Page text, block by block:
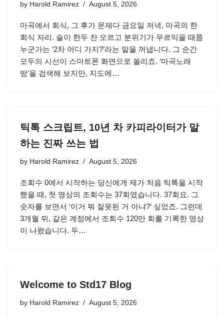
by Harold Ramirez August 5, 2026
마곡에서 회식, 그 후가 문제다 금요일 저녁, 마곡의 한
회식 자리. 술이 한두 잔 오르고 분위기가 무르익을 때쯤
누군가는 ‘2차 어디 가지?’라는 말을 꺼냅니다. 그 순간
모두의 시선이 스마트폰 화면으로 쏠리죠. ‘마곡노래
방’을 검색해 보지만, 지도에…
틱톡 스크립트, 10년 차 카피라이터가 말
하는 진짜 쓰는 법
by Harold Ramirez August 5, 2026
조회수 0에서 시작하는 당신에게 제가 처음 틱톡을 시작
했을 때, 첫 영상의 조회수는 37회였습니다. 37회요. 그
숫자를 보면서 ‘이거 뭐 잘못된 거 아냐?’ 싶었죠. 그런데
3개월 뒤, 같은 계정에서 조회수 120만 회를 기록한 영상
이 나왔습니다. 두…
Welcome to Std17 Blog
by Harold Ramirez August 5, 2026